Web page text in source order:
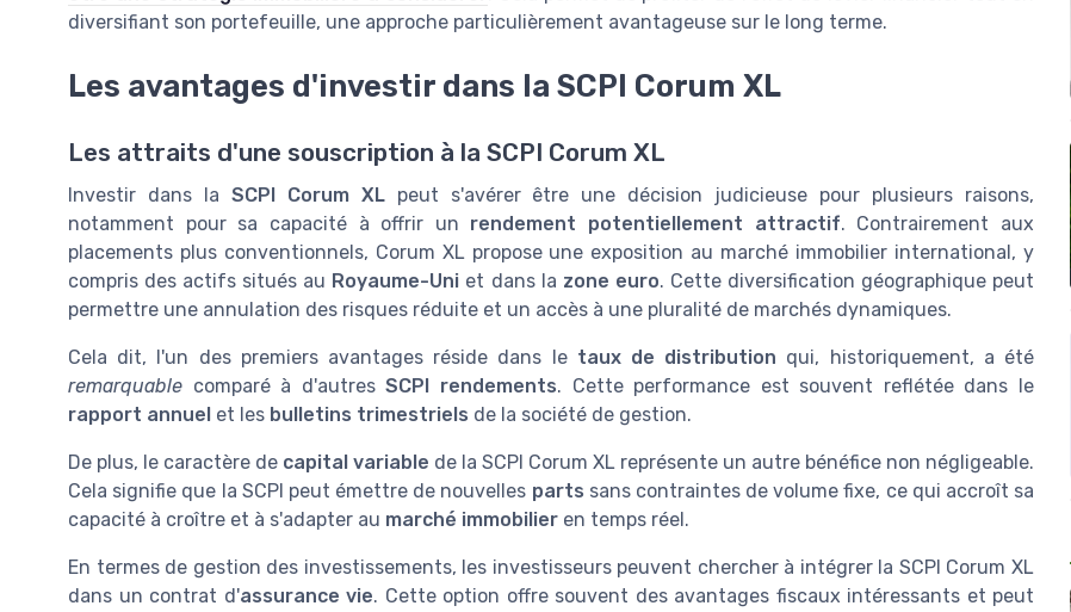
diversifiant son portefeuille, une approche particulièrement avantageuse sur le long terme.
Les avantages d'investir dans la SCPI Corum XL
Les attraits d'une souscription à la SCPI Corum XL
Investir dans la SCPI Corum XLpeut s'avérer être une décision judicieuse pour plusieurs raisons,
notamment pour sa capacité à offrir un rendement potentiellement attractif. Contrairement aux
placements plus conventionnels, Corum XL propose une exposition au marché immobilier international, y
compris des actifs situés au Royaume-Uni et dans la zone euro. Cette diversification géographique peut
permettre une annulation des risques réduite et un accès à une pluralité de marchés dynamiques.
Cela dit, l'un des premiers avantages réside dans le taux de distribution qui, historiquement, a été
remarquable comparé à d'autresSCPI rendements. Cette performance est souvent reflétée dans le
rapport annuel et les bulletins trimestriels de la société de gestion.
De plus, le caractère de capital variable de la SCPI Corum XL représente un autre bénéfice non négligeable.
Cela signifie que la SCPI peut émettre de nouvelles parts sans contraintes de volume fixe, ce qui accroît sa
capacité à croître et à s'adapter au marché immobilier en temps réel.
En termes de gestion des investissements, les investisseurs peuvent chercher à intégrer la SCPI Corum XL
dans un contrat d'assurance vie. Cette option offre souvent des avantages fiscaux intéressants et peut